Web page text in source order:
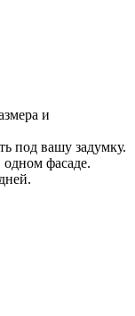
и
под вашу задумку.
фасаде.